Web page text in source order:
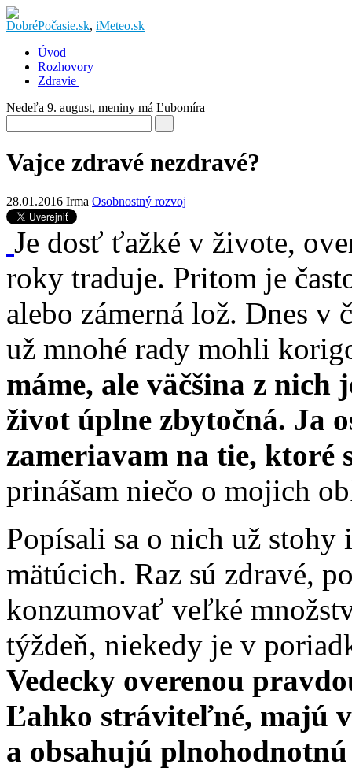
DobréPočasie.sk, iMeteo.sk
Úvod
Rozhovory
Zdravie
Nedeľa 9. august, meniny má Ľubomíra
Vajce zdravé nezdravé?
28.01.2016 Irma Osobnostný rozvoj
Je dosť ťažké v živote,
roky traduje. Pritom je
alebo zámerná lož. Dnes v
už mnohé rady mohli
máme, ale väčšina z nich
život úplne zbytočná. Ja
zameriavam na tie, ktoré
prinášam niečo o mojich
Popísali sa o nich už
mätúcich. Raz sú zdravé,
konzumovať veľké
týždeň, niekedy je v
Vedecky overenou
Ľahko stráviteľné, majú
a obsahujú